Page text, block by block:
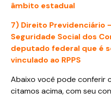
âmbito estadual
7) Direito Previdenciário
Seguridade Social dos
deputado federal que é
vinculado ao RPPS
Abaixo você pode conferir
citamos acima, com seu